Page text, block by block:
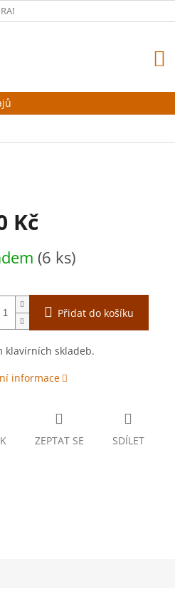
OSOBNÍCH ÚDAJŮ
Kč
(6 ks)
Přidat do košíku
klavírních skladeb.
informace
ZEPTAT SE SDÍLET